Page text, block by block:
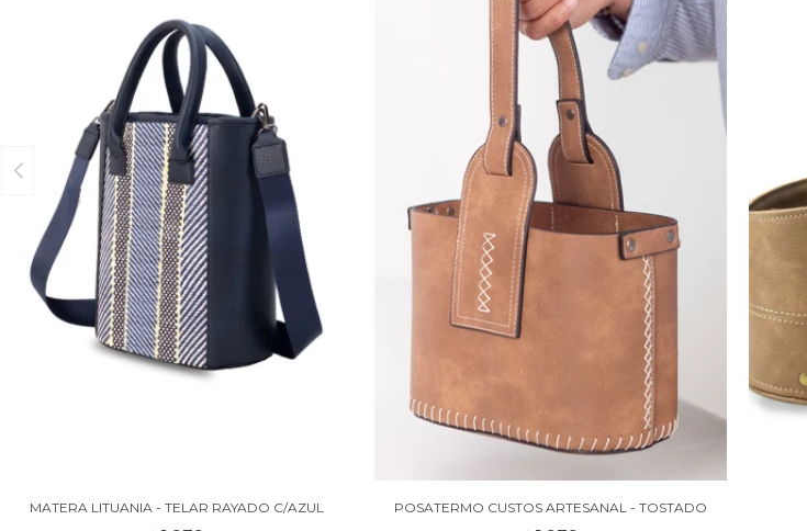
MATERA LITUANIA - TELAR RAYADO C/AZUL POSATERMO CUSTOS ARTESANAL - TOSTADO